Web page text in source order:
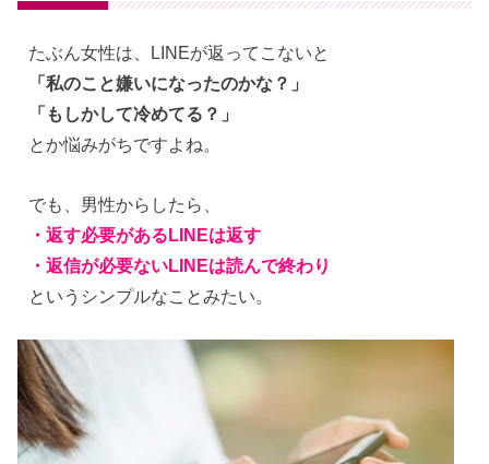
たぶん女性は、LINEが返ってこないと
「私のこと嫌いになったのかな？」
「もしかして冷めてる？」
とか悩みがちですよね。
でも、男性からしたら、
・返す必要があるLINEは返す
・返信が必要ないLINEは読んで終わり
というシンプルなことみたい。